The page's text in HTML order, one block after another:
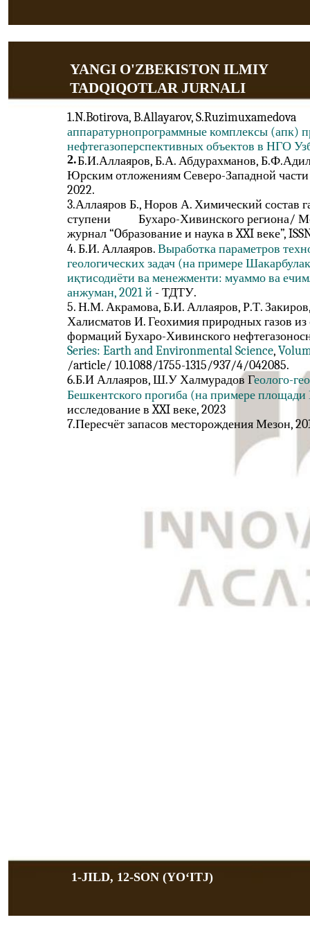
YANGI O'ZBEKISTON ILMIY
TADQIQOTLAR JURNALI
1-JILD, 12-SON (YOʻITJ)
1.N.Botirova, B.Allayarov, S.Ruzimuxamedova
аппаратурнопрограммные комплексы (апк)
нефтегазоперспективных объектов в НГО
2.Б.И.Аллаяров, Б.А. Абдурахманов,
Юрским отложениям Северо-Западной
2022.
3.Аллаяров Б., Норов А. Химический состав
ступени
Бухаро-Хивинского региона/
журнал “Oбразование и наука в XXI веке”,
4. Б.И. Аллаяров.Выработка параметров
геологических задач (на примере
иқтисодиёти ва менежменти: муаммо ва
анжуман, 2021 й - ТДТУ.
5. Н.М. Акрамова, Б.И. Аллаяров, Р.Т.
Халисматов И. Геохимия природных газов
формаций Бухаро-Хивинского
Series: Earth and Environmental Science,
/article/ 10.1088/1755-1315/937/4/042085.
6.Б.И Аллаяров, Ш.У Халмурадов Геолого-
Бешкентского прогиба (на примере
исследование в XXI веке, 2023
7.Пересчёт запасов месторождения Мезон,